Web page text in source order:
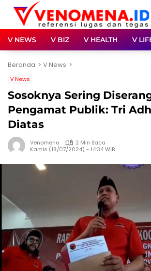
Langsung
konten
V NEWS V BIZ V HEALTH V
Beranda V News
V News
Sosoknya Sering
Pengamat Publik: Tri
Diatas
Venomena
2 Min Baca
Kamis (18/07/2024) - 14:34 WIB